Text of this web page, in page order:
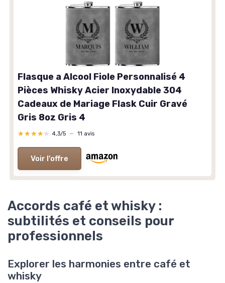
Flasque a Alcool Fiole Personnalisé 4
Pièces Whisky Acier Inoxydable 304
Cadeaux de Mariage Flask Cuir Gravé
Gris 8oz Gris 4
★★★★★
★★★★★ 4,3/5 — 11 avis
Voir l'offre
Accords café et whisky :
subtilités et conseils pour
professionnels
Explorer les harmonies entre café et
whisky